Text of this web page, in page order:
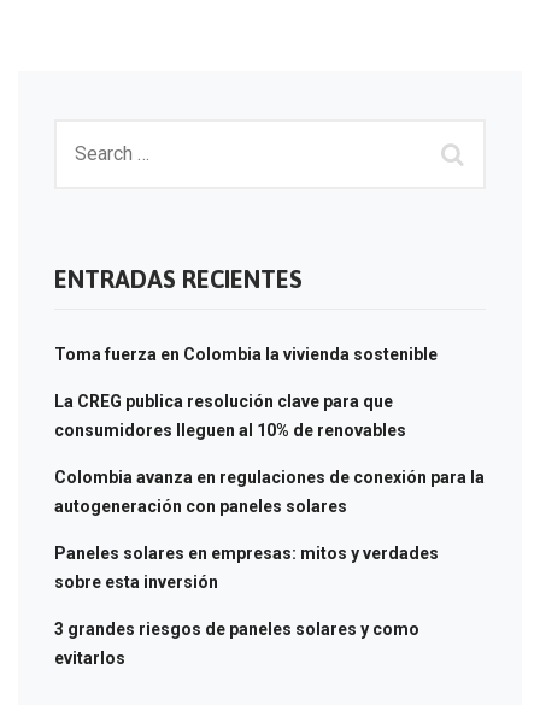
ENTRADAS RECIENTES
Toma fuerza en Colombia la vivienda sostenible
La CREG publica resolución clave para que
consumidores lleguen al 10% de renovables
Colombia avanza en regulaciones de conexión para la
autogeneración con paneles solares
Paneles solares en empresas: mitos y verdades
sobre esta inversión
3 grandes riesgos de paneles solares y como
evitarlos